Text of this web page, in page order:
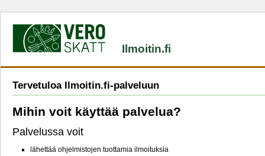
Ilmoitin.fi
Tervetuloa Ilmoitin.fi-palveluun
Mihin voit käyttää palvelua?
Palvelussa voit
lähettää ohjelmistojen tuottamia ilmoituksia